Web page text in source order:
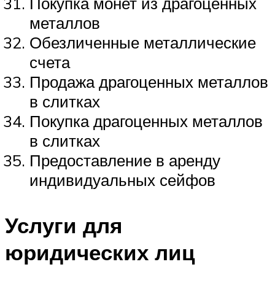
металлов
Обезличенные металлические
счета
Продажа драгоценных металлов
в слитках
Покупка драгоценных металлов
в слитках
Предоставление в аренду
индивидуальных сейфов
Услуги для
юридических лиц